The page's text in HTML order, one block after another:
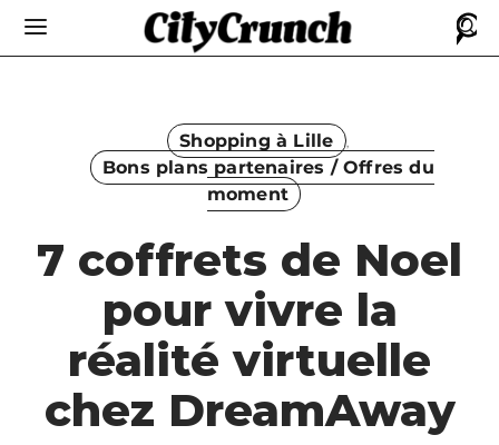
Shopping à Lille
Bons plans partenaires / Offres du
moment
7 coffrets de Noel
pour vivre la
réalité virtuelle
chez DreamAway